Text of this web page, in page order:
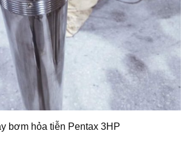
bơm hỏa tiễn Pentax 3HP